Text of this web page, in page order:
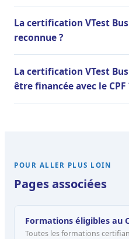
La certification VTest
reconnue ?
La certification VTest
être financée avec le CPF
POUR ALLER PLUS LOIN
Pages associées
Formations éligibles au
Toutes les formations